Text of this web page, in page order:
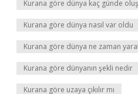
Kurana göre dünya kaç günde
Kurana göre dünya nasıl var oldu
Kurana göre dünya ne zaman
Kurana göre dünyanın şekli nedir
Kurana göre uzaya çıkılır mı